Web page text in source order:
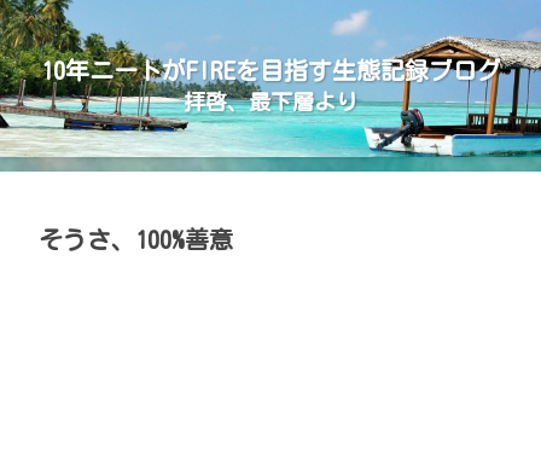
10年ニートがFIREを目指す生態記録ブログ
拝啓、最下層より
そうさ、100%善意